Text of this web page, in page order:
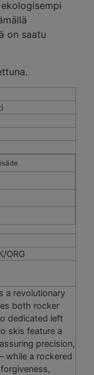
on saatu
ORG
a revolutionary
both rocker
dedicated left
skis feature a
precision,
while a rockered